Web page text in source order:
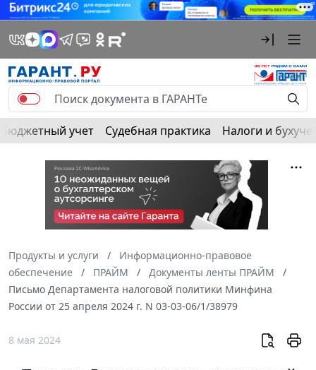
Бюджетный учет Судебная практика Налоги и
Продукты и услуги
Информационно-правовое
обеспечение
ПРАЙМ
Документы ленты ПРАЙМ
Письмо Департамента налоговой политики Минфина
России от 25 апреля 2024 г. N 03-03-06/1/38979
8 мая 2024